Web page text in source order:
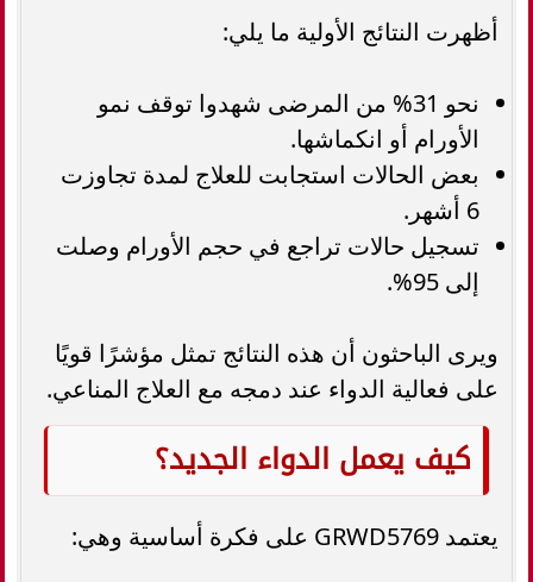
أظهرت النتائج الأولية ما يلي:
نحو 31% من المرضى شهدوا توقف نمو
الأورام أو انكماشها.
بعض الحالات استجابت للعلاج لمدة تجاوزت
6 أشهر.
تسجيل حالات تراجع في حجم الأورام وصلت
إلى 95%.
ويرى الباحثون أن هذه النتائج تمثل مؤشرًا قويًا
على فعالية الدواء عند دمجه مع العلاج المناعي.
كيف يعمل الدواء الجديد؟
يعتمد GRWD5769 على فكرة أساسية وهي: